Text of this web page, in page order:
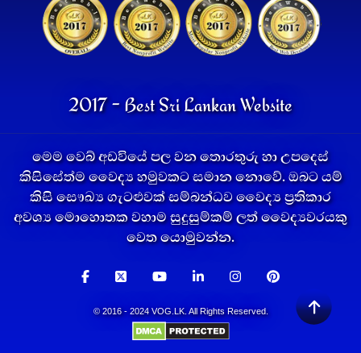
2017 - Best Sri Lankan Website
මෙම වෙබ් අඩවියේ පල වන තොරතුරු හා උපදෙස්
කිසිසේත්ම වෛද්‍ය හමුවකට සමාන නොවේ. ඔබට යම්
කිසි සෞඛ්‍ය ගැටළුවක් සම්බන්ධව වෛද්‍ය ප්‍රතිකාර
අවශ්‍ය මොහොතක වහාම සුදුසුම්කම් ලත් වෛද්‍යවරයකු
වෙත යොමුවන්න.
© 2016 - 2024 VOG.LK. All Rights Reserved.